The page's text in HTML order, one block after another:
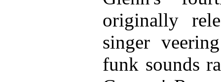
originally
singer
funk sounds